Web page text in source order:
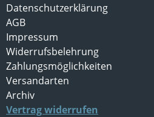
Datenschutzerklärung
AGB
Impressum
Widerrufsbelehrung
Zahlungsmöglichkeiten
Versandarten
Archiv
Vertrag widerrufen